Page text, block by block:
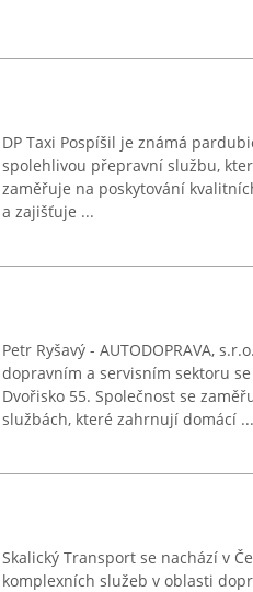
DP Taxi Pospíšil je známá
spolehlivou přepravní službu,
zaměřuje na poskytování
a zajišťuje ...
Petr Ryšavý - AUTODOPRAVA,
dopravním a servisním sektoru
Dvořisko 55. Společnost se
službách, které zahrnují domácí ...
Skalický Transport se nachází v
komplexních služeb v oblasti